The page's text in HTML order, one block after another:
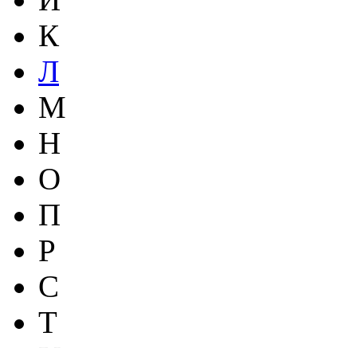
К
Л
М
Н
О
П
Р
С
Т